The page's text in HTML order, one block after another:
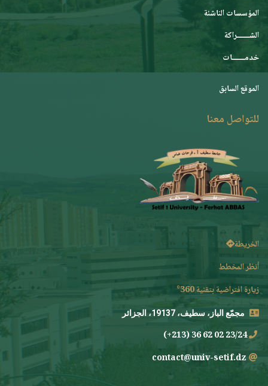
المؤسسات الناشئة
الشـــــــراكة
خدمـــــــات
الموقع السابق
للتواصل معنا
الخريطة
أنظر المخطط
زيارة افتراضية بتقنية 360°
مجمّع الباز، سطيف، 19137، الجزائر
23/24 02 62 36 (213+)
contact@univ-setif.dz